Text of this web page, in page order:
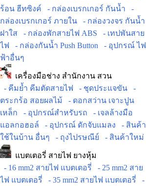
ร้อน ฮีทซิงค์
- กล่องเบรกเกอร์ กันน้ำ
-
กล่องเบรกเกอร์ ภายใน
- กล่องวงจร กันน้ำ
ฝาใส
- กล่องพักสายไฟ ABS
- เทปพันสาย
ไฟ
- กล่องกันน้ำ Push Button
- อุปกรณ์ ไฟ
ฟ้าอื่นๆ
เครื่องมือช่าง สำนักงาน สวน
- คีมย้ำ คีมตัดสายไฟ
- ชุดประแจขัน
-
ตระกร้อ สอยผลไม้
- ดอกสว่าน เจาะปูน
เหล็ก
- อุปกรณ์สำหรับรถ
- เจลล้างมือ
แอลกอฮอล์
- อุปกรณ์ ดักจับแมลง
- สินค้า
ใช้ในบ้าน อื่นๆ
- ถุงไปรษณีย์ - สินค้าใหม่
แบตเตอรี่ สายไฟ ยางหุ้ม
- 16 mm2 สายไฟ แบตเตอรี่
- 25 mm2 สาย
ไฟ แบตเตอรี่
- 35 mm2 สายไฟ แบตเตอรี่
-